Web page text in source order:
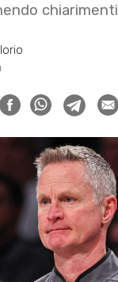
chiarimenti